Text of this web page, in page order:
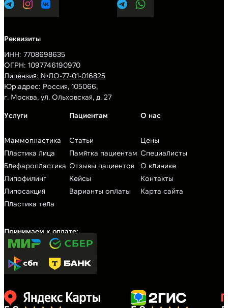
ИНН: 7708698635
ОГРН: 1097746190970
Лицензия: №ЛО-77-01-016825
Юр.адрес: Россия, 105066,
г. Москва, ул. Ольховская, д. 27
Маммопластика
Пластика лица
Блефаропластика
Липофилинг
Липосакция
Пластика тела
Статьи
Памятка пациентам
Отзывы пациентов
Кейсы
Варианты оплаты
Цены
Специалисты
О клинике
Контакты
Карта сайта